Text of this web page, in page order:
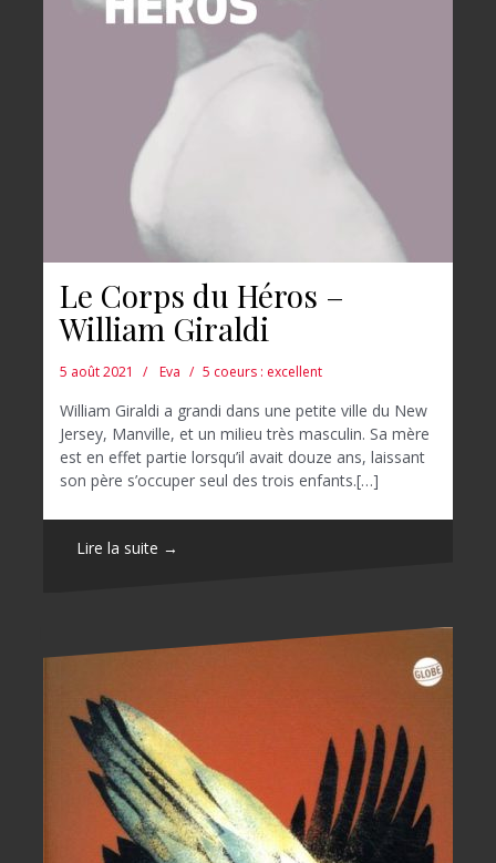
Le Corps du Héros –
William Giraldi
5 août 2021 Eva 5 coeurs : excellent
William Giraldi a grandi dans une petite ville du New
Jersey, Manville, et un milieu très masculin. Sa mère
est en effet partie lorsqu’il avait douze ans, laissant
son père s’occuper seul des trois enfants.[…]
Lire la suite →